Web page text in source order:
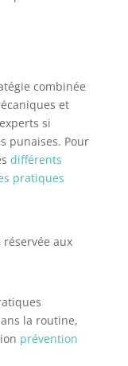
combinée
et
si
punaises. Pour
différents
pratiques
aux
la routine,
prévention